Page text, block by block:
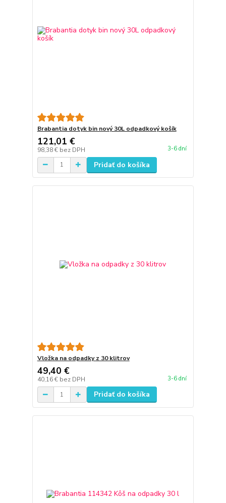
Brabantia dotyk bin nový 30L odpadkový košík
121,01 €
98,38 € bez DPH 3-6 dní
Pridať do košíka
Vložka na odpadky z 30 klitrov
49,40 €
40,16 € bez DPH 3-6 dní
Pridať do košíka